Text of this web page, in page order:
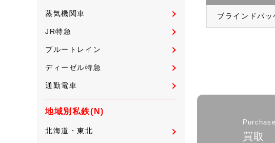
蒸気機関車
JR特急
ブルートレイン
ディーゼル特急
通勤電車
地域別私鉄(N)
北海道・東北
ブラインドパッ
Purchase
買取